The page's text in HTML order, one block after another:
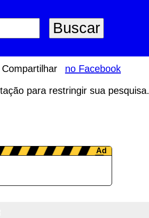
Compartilhar no Facebook
para restringir sua pesquisa.